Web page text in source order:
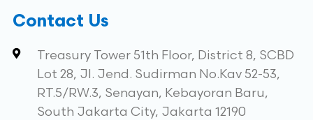
Contact Us
Treasury Tower 51th Floor, District 8, SCBD
Lot 28, Jl. Jend. Sudirman No.Kav 52-53,
RT.5/RW.3, Senayan, Kebayoran Baru,
South Jakarta City, Jakarta 12190